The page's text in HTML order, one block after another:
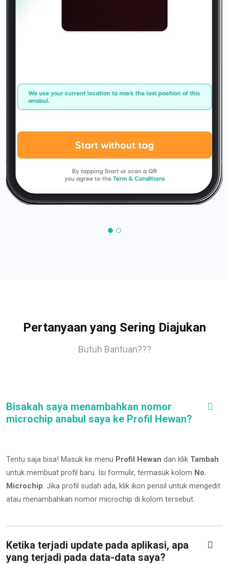
Pertanyaan yang Sering Diajukan
Butuh Bantuan???
Bisakah saya menambahkan nomor
microchip anabul saya ke Profil Hewan?
Tentu saja bisa! Masuk ke menu Profil Hewan dan klik Tambah
untuk membuat profil baru. Isi formulir, termasuk kolom No.
Microchip. Jika profil sudah ada, klik ikon pensil untuk mengedit
atau menambahkan nomor microchip di kolom tersebut.
Ketika terjadi update pada aplikasi, apa
yang terjadi pada data-data saya?